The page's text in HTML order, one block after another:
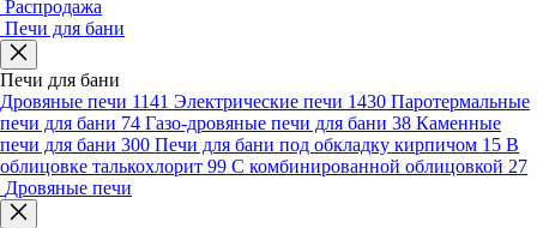
Распродажа
Печи для бани
Печи для бани
Дровяные печи 1141 Электрические печи 1430 Паротермальные
печи для бани 74 Газо-дровяные печи для бани 38 Каменные
печи для бани 300 Печи для бани под обкладку кирпичом 15 В
облицовке талькохлорит 99 С комбинированной облицовкой 27
Дровяные печи